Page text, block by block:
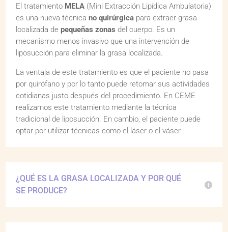
El tratamiento MELA (Mini Extracción Lipídica Ambulatoria)
es una nueva técnicano quirúrgica para extraer grasa
localizada depequeñas zonas del cuerpo. Es un
mecanismo menos invasivo que una intervención de
liposucción para eliminar la grasa localizada.
La ventaja de este tratamiento es que el paciente no pasa
por quirófano y por lo tanto puede retomar sus actividades
cotidianas justo después del procedimiento. En CEME
realizamos este tratamiento mediante la técnica
tradicional de liposucción. En cambio, el paciente puede
optar por utilizar técnicas como el láser o el váser.
¿QUÉ ES LA GRASA LOCALIZADA Y POR QUÉ
SE PRODUCE?